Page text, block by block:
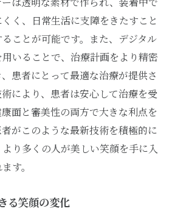
く、日常生活に支障をきたすこと
ことが可能です。また、デジタル
いることで、治療計画をより精密
患者にとって最適な治療が提供さ
により、患者は安心して治療を受
面と審美性の両方で大きな利点を
がこのような最新技術を積極的に
り多くの人が美しい笑顔を手に入
す。
る笑顔の変化